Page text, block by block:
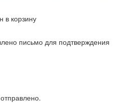
в корзину
письмо для подтверждения